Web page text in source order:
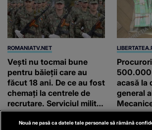
ROMANIATV.NET
Vești nu tocmai bune
pentru băieții care au
făcut 18 ani. De ce au fost
chemați la centrele de
recrutare. Serviciul militar
obligatoriu NU a fost
ANULAT în România!
500.000
acasă la
general
două
Philippe
Nouă ne pasă ca datele tale personale să rămână